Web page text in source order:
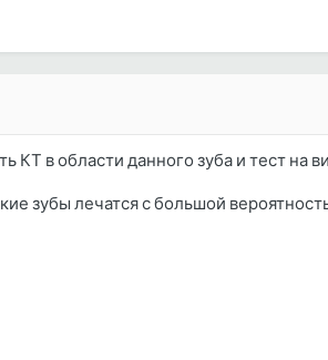
в области данного зуба и тест на
зубы лечатся с большой